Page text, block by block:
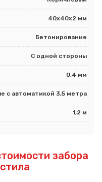
40х40х2 мм
Бетонирование
С одной стороны
0,4 мм
с автоматикой 3,5 метра
1,2 м
забора